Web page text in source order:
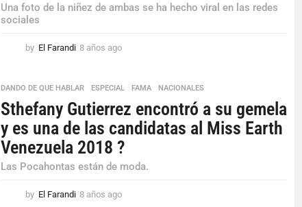
Una foto de la niñez de ambas se ha hecho viral en las redes
sociales
by El Farandi 8 años ago
a
g
o
DANDO DE QUE HABLAR ,ESPECIAL ,FAMA ,NACIONALES
Sthefany Gutierrez encontró a su gemela
y es una de las candidatas al Miss Earth
Venezuela 2018 ?
Las Pocahontas están de moda.
by El Farandi 8 años ago